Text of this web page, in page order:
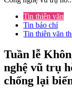
Tin thiên văn
Tin báo chí
Tin thiên văn
Tuần lễ
nghệ vũ trụ
chống lại